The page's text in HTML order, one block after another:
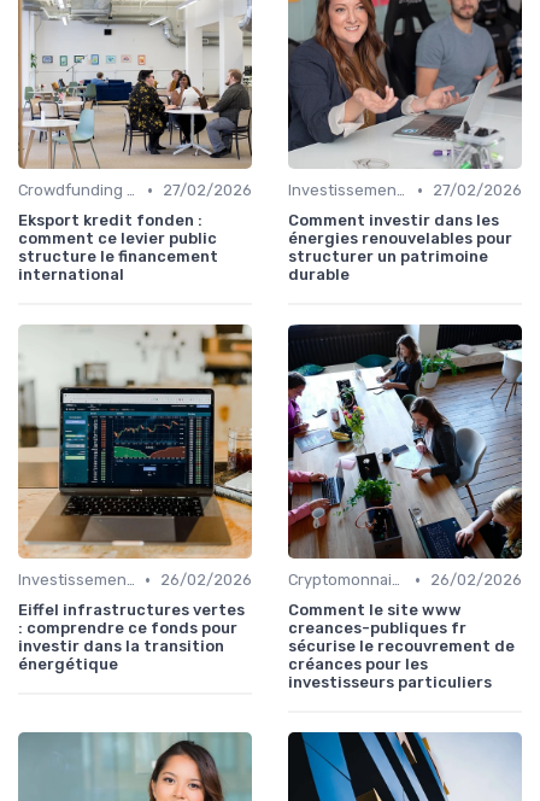
Crowdfunding et Capital Risque •
27/02/2026
Eksport kredit fonden :
comment ce levier public
structure le financement
international
Investissements Écologiques et Durables •
27/02/2026
Comment investir dans les
énergies renouvelables pour
structurer un patrimoine
durable
Investissements Écologiques et Durables •
26/02/2026
Eiffel infrastructures vertes
: comprendre ce fonds pour
investir dans la transition
énergétique
Cryptomonnaies •
26/02/2026
Comment le site www
creances-publiques fr
sécurise le recouvrement de
créances pour les
investisseurs particuliers